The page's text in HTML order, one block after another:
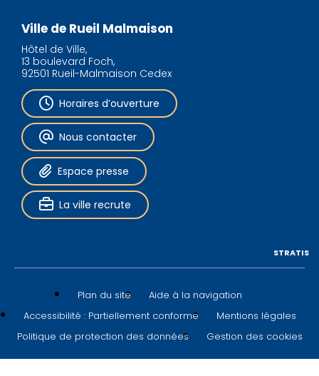
Ville de Rueil Malmaison
Hôtel de Ville,
13 boulevard Foch,
92501 Rueil-Malmaison Cedex
Horaires d’ouverture
Nous contacter
Espace presse
La ville recrute
Plan du site
Aide à la navigation
Accessibilité : Partiellement conforme
Mentions légales
Politique de protection des données
Gestion des cookies
STRATIS